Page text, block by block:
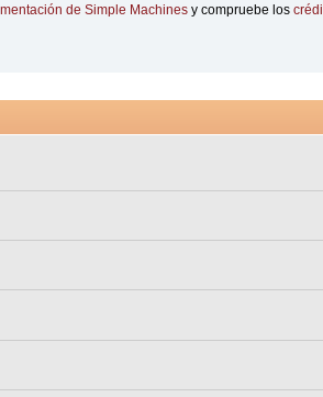
de Simple Machinesy compruebe los